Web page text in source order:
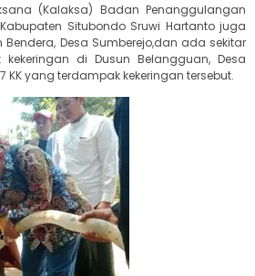
(Kalaksa) Badan Penanggulangan
Situbondo Sruwi Hartanto juga
Desa Sumberejo,dan ada sekitar
di Dusun Belangguan, Desa
KK yang terdampak kekeringan tersebut.